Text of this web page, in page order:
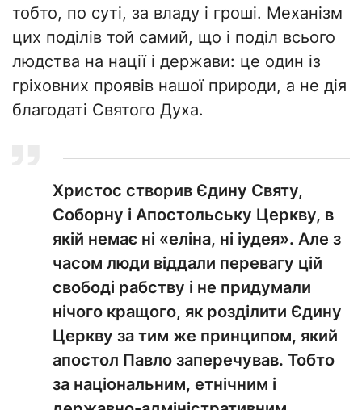
тобто, по суті, за владу і гроші. Механізм
цих поділів той самий, що і поділ всього
людства на нації і держави: це один із
гріховних проявів нашої природи, а не дія
благодаті Святого Духа.
Христос створив Єдину Святу,
Соборну і Апостольську Церкву, в
якій немає ні «еліна, ні іудея». Але з
часом люди віддали перевагу цій
свободі рабству і не придумали
нічого кращого, як розділити Єдину
Церкву за тим же принципом, який
апостол Павло заперечував. Тобто
за національним, етнічним і